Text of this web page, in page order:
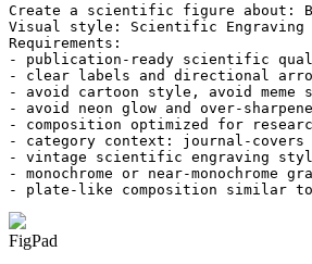
Create a scientific figure about:
Visual style: Scientific Engraving
Requirements:
- publication-ready scientific
- clear labels and directional
- avoid cartoon style, avoid
- avoid neon glow and over-
- composition optimized for
- category context: journal-covers
- vintage scientific engraving
- monochrome or near-
- plate-like composition similar
FigPad